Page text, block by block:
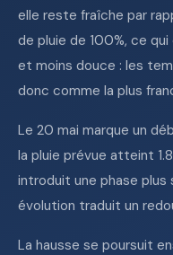
elle reste fraîche par
de pluie de 100%, ce
et moins douce : les
donc comme la plus
Le 20 mai marque un
la pluie prévue atteint
introduit une phase plus
évolution traduit un
La hausse se poursuit